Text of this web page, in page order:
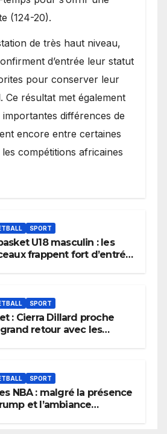
(124-20).
de très haut niveau,
d’entrée leur statut
pour conserver leur
Ce résultat met également
différences de
encore entre certaines
compétitions africaines
SPORT
U18 masculin : les
frappent fort d’entrée
SPORT
: Cierra Dillard proche
grand retour avec les
SPORT
NBA : malgré la présence
et l’ambiance